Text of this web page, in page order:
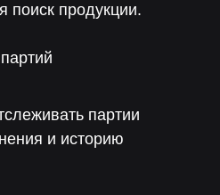
поиск продукции.
партии
и историю